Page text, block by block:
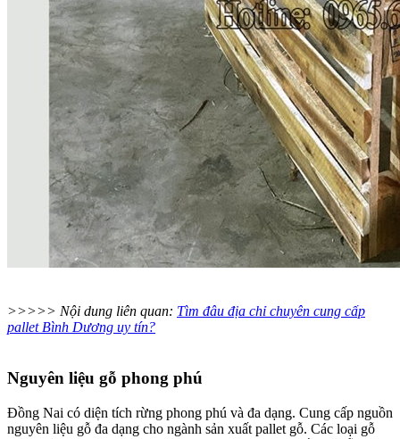
>>>>> Nội dung liên quan: Tìm đâu địa chỉ chuyên cung cấp
pallet Bình Dương uy tín?
Nguyên liệu gỗ phong phú
Đồng Nai có diện tích rừng phong phú và đa dạng. Cung cấp nguồn
nguyên liệu gỗ đa dạng cho ngành sản xuất pallet gỗ. Các loại gỗ